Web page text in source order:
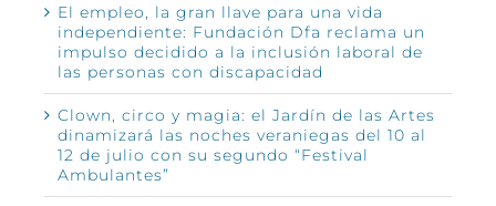
El empleo, la gran llave para una vida
independiente: Fundación Dfa reclama un
impulso decidido a la inclusión laboral de
las personas con discapacidad
Clown, circo y magia: el Jardín de las Artes
dinamizará las noches veraniegas del 10 al
12 de julio con su segundo “Festival
Ambulantes”